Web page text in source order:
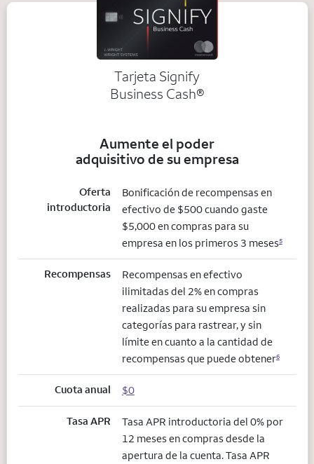
Tarjeta Signify
Business Cash®
Aumente el poder
adquisitivo de su empresa
Oferta
introductoria
Bonificación de recompensas en
efectivo de $500 cuando gaste
$5,000 en compras para su
empresa en los primeros 3 meses5
Recompensas
Recompensas en efectivo
ilimitadas del 2% en compras
realizadas para su empresa sin
categorías para rastrear, y sin
límite en cuanto a la cantidad de
recompensas que puede obtener6
Cuota anual $0
Tasa APR
Tasa APR introductoria del 0% por
12 meses en compras desde la
apertura de la cuenta. Tasa APR